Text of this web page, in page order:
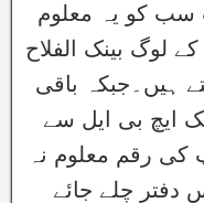
سب کو یہ معلوم
کے لوگ بینک الفلاح
ہیں۔جبکہ باقی
ایچ بی ایل سے
کی رقم معلوم نہ
دفتر چلے جائے